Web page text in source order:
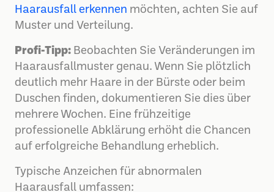
Haarausfall erkennen möchten, achten Sie auf
Muster und Verteilung.
Profi-Tipp: Beobachten Sie Veränderungen im
Haarausfallmuster genau. Wenn Sie plötzlich
deutlich mehr Haare in der Bürste oder beim
Duschen finden, dokumentieren Sie dies über
mehrere Wochen. Eine frühzeitige
professionelle Abklärung erhöht die Chancen
auf erfolgreiche Behandlung erheblich.
Typische Anzeichen für abnormalen
Haarausfall umfassen: